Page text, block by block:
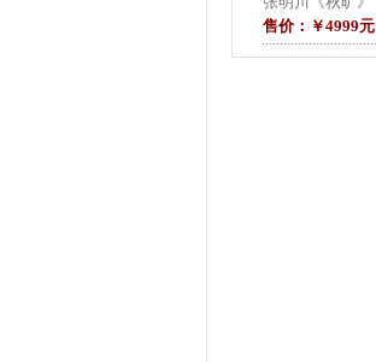
售价：￥4999元